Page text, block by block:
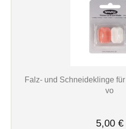
Falz- und Schneideklinge
vo
5,00 €